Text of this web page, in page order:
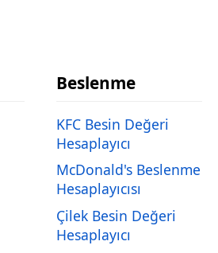
Beslenme
KFC Besin Değeri
Hesaplayıcı
McDonald's Beslenme
Hesaplayıcısı
Çilek Besin Değeri
Hesaplayıcı